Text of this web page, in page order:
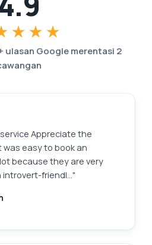
ulasan Google merentasi 2
Appreciate the
easy to book an
because they are very
introvert-friendl…"